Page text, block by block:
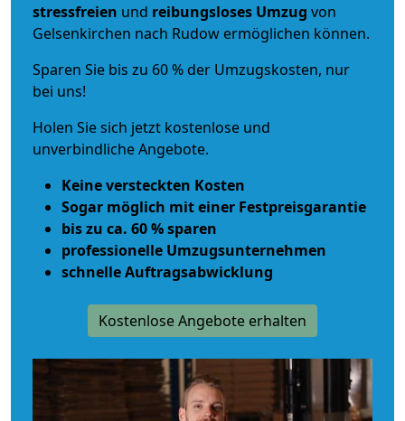
stressfreien und reibungsloses Umzug von
Gelsenkirchen nach Rudow ermöglichen können.
Sparen Sie bis zu 60 % der Umzugskosten, nur
bei uns!
Holen Sie sich jetzt kostenlose und
unverbindliche Angebote.
Keine versteckten Kosten
Sogar möglich mit einer Festpreisgarantie
bis zu ca. 60 % sparen
professionelle Umzugsunternehmen
schnelle Auftragsabwicklung
Kostenlose Angebote erhalten